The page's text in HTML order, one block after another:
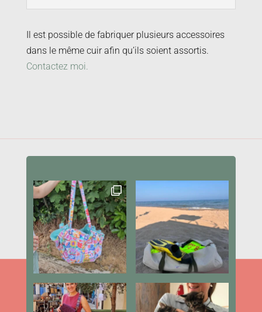
Il est possible de fabriquer plusieurs accessoires
dans le même cuir afin qu’ils soient assortis.
Contactez moi.